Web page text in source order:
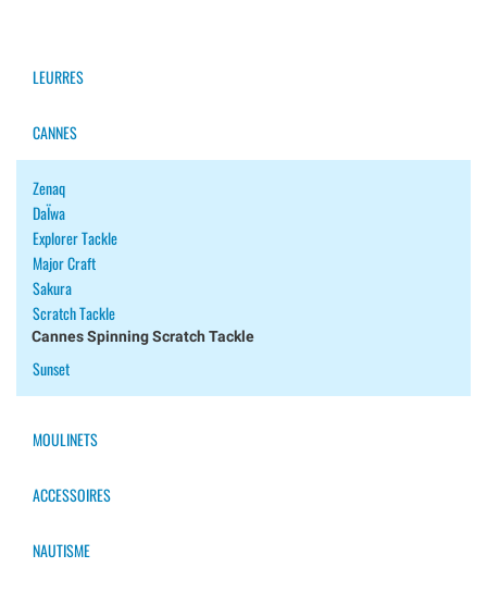
LEURRES
CANNES
Zenaq
DaÏwa
Explorer Tackle
Major Craft
Sakura
Scratch Tackle
Cannes Spinning Scratch Tackle
Sunset
MOULINETS
ACCESSOIRES
NAUTISME